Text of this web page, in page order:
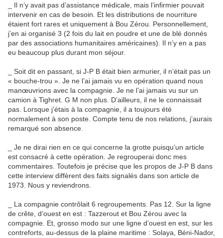
_ Il n’y avait pas d’assistance médicale, mais l’infirmier pouvait
intervenir en cas de besoin. Et les distributions de nourriture
étaient fort rares et uniquement à Bou Zérou. Personnellement,
j’en ai organisé 3 (2 fois du lait en poudre et une de blé donnés
par des associations humanitaires américaines). Il n’y en a pas
eu beaucoup plus durant mon séjour.
_ Soit dit en passant, si J-P B était bien armurier, il n’était pas un
« bouche-trou ». Je ne l’ai jamais vu en opération quand nous
manœuvrions avec la compagnie. Je ne l’ai jamais vu sur un
camion à Tighret. G M non plus. D’ailleurs, il ne le connaissait
pas. Lorsque j’étais à la compagnie, il a toujours été
normalement à son poste. Compte tenu de nos relations, j’aurais
remarqué son absence.
_ Je ne dirai rien en ce qui concerne la grotte puisqu’un article
est consacré à cette opération. Je regrouperai donc mes
commentaires. Toutefois je précise que les propos de J-P B dans
cette interview diffèrent des faits signalés dans son article de
1973. Nous y reviendrons.
_ La compagnie contrôlait 6 regroupements. Pas 12. Sur la ligne
de crête, d’ouest en est : Tazzerout et Bou Zérou avec la
compagnie. Et, grosso modo sur une ligne d’ouest en est, sur les
contreforts, au-dessus de la plaine maritime : Solaya, Béni-Nador,